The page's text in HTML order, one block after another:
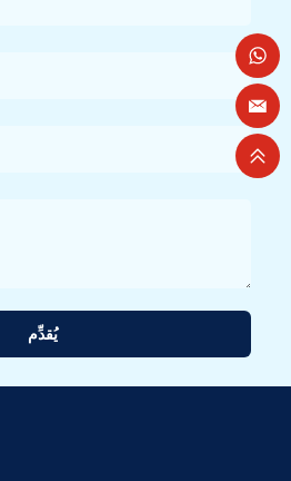
يُقدِّم